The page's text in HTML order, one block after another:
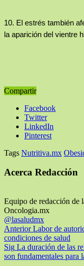
10. El estrés también
la aparición del vientre
Compartir
Facebook
Twitter
LinkedIn
Pinterest
Tags Nutritiva.mx
Acerca Redacción
Equipo de redacción de
Oncologia.mx
@lasaludmx
AnteriorLabor de
condiciones de salud
Sig La duración de las
son fundamentales para